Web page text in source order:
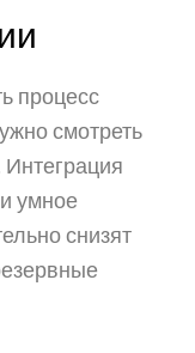
процесс
смотреть
умное
снизят